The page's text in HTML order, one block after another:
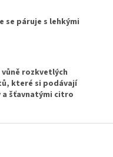
se páruje s lehkými
rozkvetlých
které si podávají
a šťavnatými citro